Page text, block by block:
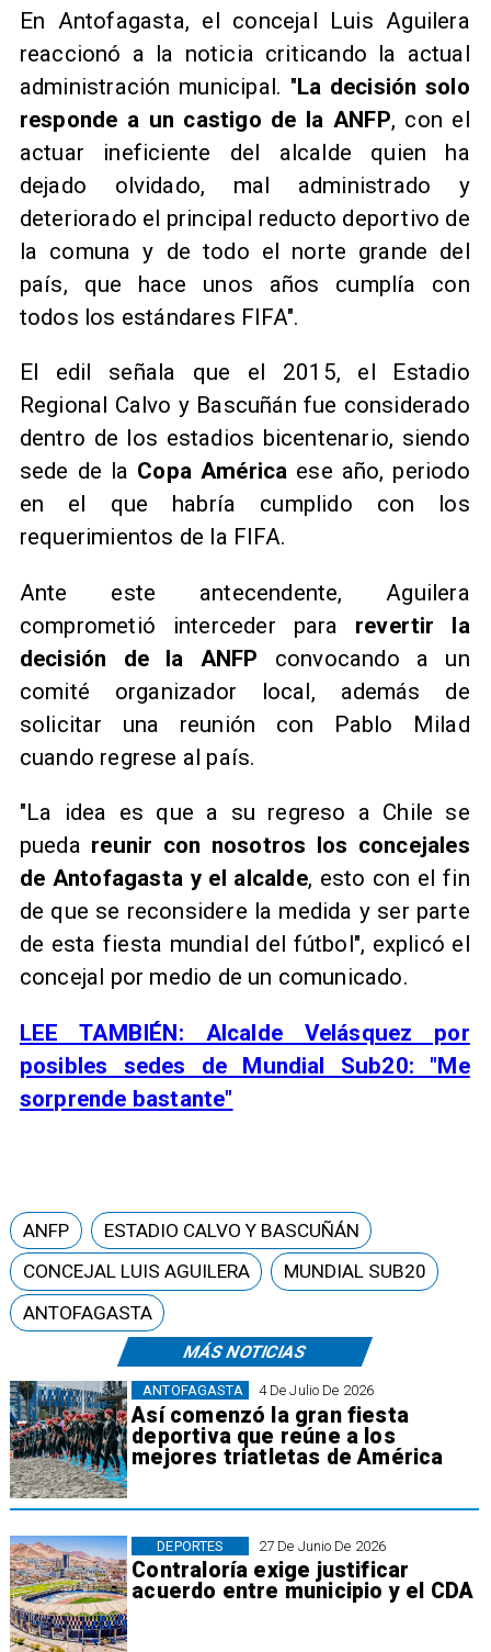
En Antofagasta, el concejal Luis Aguilera
reaccionó a la noticia criticando la actual
administración municipal. "La decisión solo
responde a un castigo de la ANFP, con el
actuar ineficiente del alcalde quien ha
dejado olvidado, mal administrado y
deteriorado el principal reducto deportivo de
la comuna y de todo el norte grande del
país, que hace unos años cumplía con
todos los estándares FIFA".
El edil señala que el 2015, el Estadio
Regional Calvo y Bascuñán fue considerado
dentro de los estadios bicentenario, siendo
sede de la Copa América ese año, periodo
en el que habría cumplido con los
requerimientos de la FIFA.
Ante este antecendente, Aguilera
comprometió interceder para revertir la
decisión de la ANFP convocando a un
comité organizador local, además de
solicitar una reunión con Pablo Milad
cuando regrese al país.
"La idea es que a su regreso a Chile se
pueda reunir con nosotros los concejales
de Antofagasta y el alcalde, esto con el fin
de que se reconsidere la medida y ser parte
de esta fiesta mundial del fútbol", explicó el
concejal por medio de un comunicado.
LEE TAMBIÉN: Alcalde Velásquez por
posibles sedes de Mundial Sub20: "Me
sorprende bastante"
MÁS NOTICIAS
4 De Julio De 2026
Así comenzó la gran fiesta
deportiva que reúne a los
mejores triatletas de América
ANTOFAGASTA
27 De Junio De 2026
Contraloría exige justificar
acuerdo entre municipio y el CDA
DEPORTES
ANFP
ESTADIO CALVO Y BASCUÑÁN
CONCEJAL LUIS AGUILERA
MUNDIAL SUB20
ANTOFAGASTA